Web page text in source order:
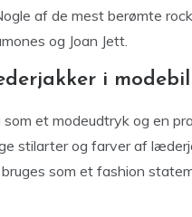
af de mest berømte
og Joan Jett.
i
et modeudtryk og en
stilarter og farver af
som et fashion